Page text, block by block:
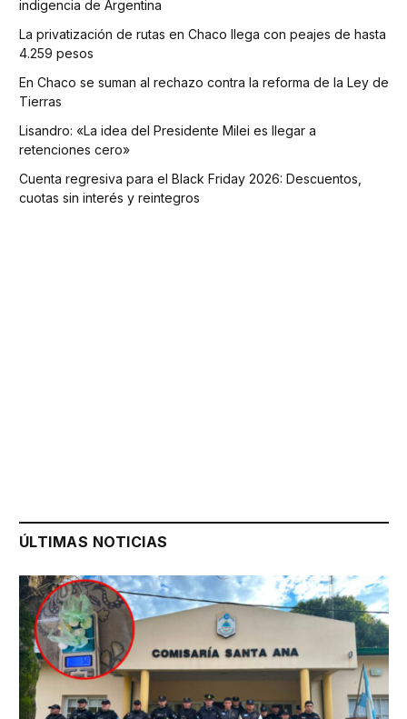
indigencia de Argentina
La privatización de rutas en Chaco llega con peajes de hasta
4.259 pesos
En Chaco se suman al rechazo contra la reforma de la Ley de
Tierras
Lisandro: «La idea del Presidente Milei es llegar a
retenciones cero»
Cuenta regresiva para el Black Friday 2026: Descuentos,
cuotas sin interés y reintegros
ÚLTIMAS NOTICIAS